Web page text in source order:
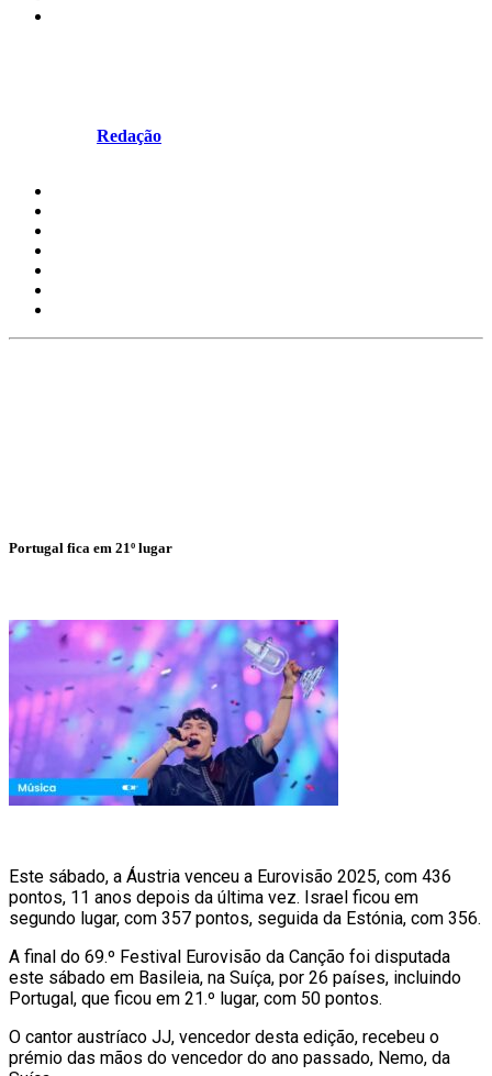
Redação
Portugal fica em 21º lugar
Este sábado, a Áustria venceu a Eurovisão 2025, com 436
pontos, 11 anos depois da última vez. Israel ficou em
segundo lugar, com 357 pontos, seguida da Estónia, com 356.
A final do 69.º Festival Eurovisão da Canção foi disputada
este sábado em Basileia, na Suíça, por 26 países, incluindo
Portugal, que ficou em 21.º lugar, com 50 pontos.
O cantor austríaco JJ, vencedor desta edição, recebeu o
prémio das mãos do vencedor do ano passado, Nemo, da